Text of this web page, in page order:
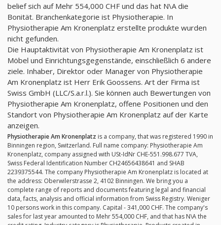
belief sich auf Mehr 554,000 CHF und das hat N\A die
Bonität. Branchenkategorie ist Physiotherapie. In
Physiotherapie Am Kronenplatz erstellte produkte wurden
nicht gefunden.
Die Hauptaktivität von Physiotherapie Am Kronenplatz ist
Möbel und Einrichtungsgegenstände, einschließlich 6 andere
ziele. Inhaber, Direktor oder Manager von Physiotherapie
Am Kronenplatz ist Herr Erik Goossens. Art der Firma ist
Swiss GmbH (LLC/S.a.r.l.). Sie können auch Bewertungen von
Physiotherapie Am Kronenplatz, offene Positionen und den
Standort von Physiotherapie Am Kronenplatz auf der Karte
anzeigen.
Physiotherapie Am Kronenplatz is a company, that was registered 1990 in
Binningen region, Switzerland. Full name company: Physiotherapie Am
Kronenplatz, company assigned with USt-IdNr CHE-551.998.677 TVA,
Swiss Federal Identification Number CH24656438641 and SHAB
2239375544. The company Physiotherapie Am Kronenplatz is located at
the address: Oberwilerstrasse 2, 4102 Binningen. We bring you a
complete range of reports and documents featuring legal and financial
data, facts, analysis and official information from Swiss Registry. Weniger
10 persons work in this company. Capital - 341,000 CHF. The company's
sales for last year amounted to Mehr 554,000 CHF, and that has N\A the